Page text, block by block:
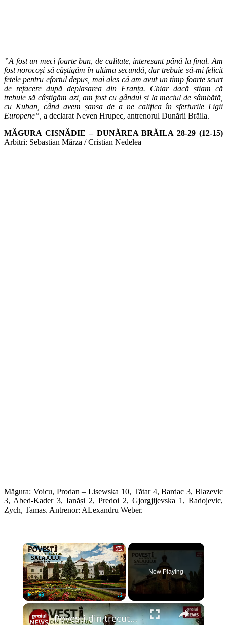
”A fost un meci foarte bun, de calitate, interesant până la final. Am
fost norocoși să câștigăm în ultima secundă, dar trebuie să-mi felicit
fetele pentru efortul depus, mai ales că am avut un timp foarte scurt
de refacere după deplasarea din Franța. Chiar dacă știam că
trebuie să câștigăm azi, am fost cu gândul și la meciul de sâmbătă,
cu Kuban, când avem șansa de a ne califica în sferturile Ligii
Europene”, a declarat Neven Hrupec, antrenorul Dunării Brăila.
MĂGURA CISNĂDIE – DUNĂREA BRĂILA 28-29 (12-15)
Arbitri: Sebastian Mârza / Cristian Nedelea
Măgura: Voicu, Prodan – Lisewska 10, Tătar 4, Bardac 3, Blazevic
3, Abed-Kader 3, Ianăși 2, Predoi 2, Gjorgjijevska 1, Radojevic,
Zych, Tamas. Antrenor: ALexandru Weber.
×
Play
Now Playing
×
Povesti din trecutul Salajului Episodul 1